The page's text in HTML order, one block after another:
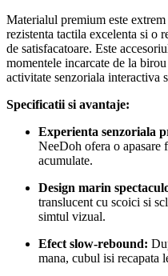
Materialul premium este
rezistenta tactila excelenta si o
de satisfacatoare. Este
momentele incarcate de la
activitate senzoriala interactiva
Specificatii si avantaje:
Experienta senzoriala
NeeDoh ofera o apasare
acumulate.
Design marin
translucent cu scoici si
simtul vizual.
Efect slow-rebound:
mana, cubul isi recapata